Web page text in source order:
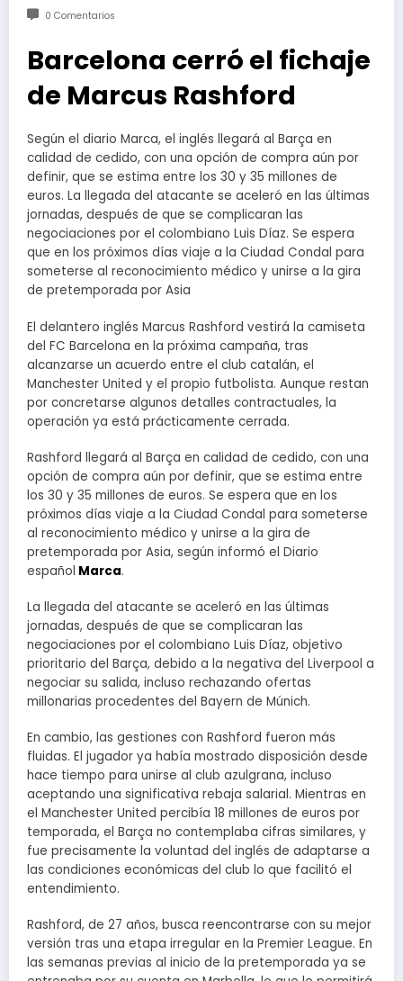
0 Comentarios
Barcelona cerró el fichaje
de Marcus Rashford
Según el diario Marca, el inglés llegará al Barça en
calidad de cedido, con una opción de compra aún por
definir, que se estima entre los 30 y 35 millones de
euros. La llegada del atacante se aceleró en las últimas
jornadas, después de que se complicaran las
negociaciones por el colombiano Luis Díaz. Se espera
que en los próximos días viaje a la Ciudad Condal para
someterse al reconocimiento médico y unirse a la gira
de pretemporada por Asia
El delantero inglés Marcus Rashford vestirá la camiseta
del FC Barcelona en la próxima campaña, tras
alcanzarse un acuerdo entre el club catalán, el
Manchester United y el propio futbolista. Aunque restan
por concretarse algunos detalles contractuales, la
operación ya está prácticamente cerrada.
Rashford llegará al Barça en calidad de cedido, con una
opción de compra aún por definir, que se estima entre
los 30 y 35 millones de euros. Se espera que en los
próximos días viaje a la Ciudad Condal para someterse
al reconocimiento médico y unirse a la gira de
pretemporada por Asia, según informó el Diario
español Marca.
La llegada del atacante se aceleró en las últimas
jornadas, después de que se complicaran las
negociaciones por el colombiano Luis Díaz, objetivo
prioritario del Barça, debido a la negativa del Liverpool a
negociar su salida, incluso rechazando ofertas
millonarias procedentes del Bayern de Múnich.
En cambio, las gestiones con Rashford fueron más
fluidas. El jugador ya había mostrado disposición desde
hace tiempo para unirse al club azulgrana, incluso
aceptando una significativa rebaja salarial. Mientras en
el Manchester United percibía 18 millones de euros por
temporada, el Barça no contemplaba cifras similares, y
fue precisamente la voluntad del inglés de adaptarse a
las condiciones económicas del club lo que facilitó el
entendimiento.
Rashford, de 27 años, busca reencontrarse con su mejor
versión tras una etapa irregular en la Premier League. En
las semanas previas al inicio de la pretemporada ya se